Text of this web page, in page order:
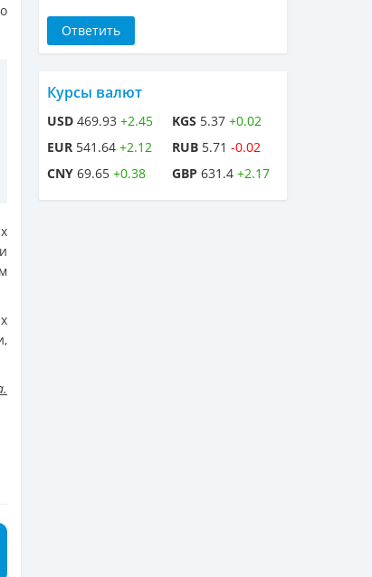
Курсы валют
USD 469.93 +2.45
EUR 541.64 +2.12
CNY 69.65 +0.38
KGS 5.37 +0.02
RUB 5.71 -0.02
GBP 631.4 +2.17